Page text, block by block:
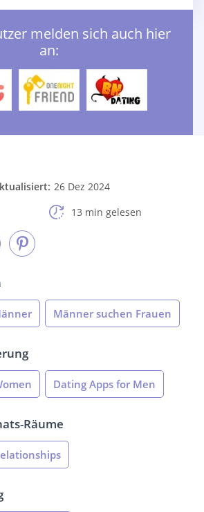
melden sich auch hier
an:
26 Dez 2024
13 min gelesen
Männer suchen Frauen
Dating Apps for Men
Räume